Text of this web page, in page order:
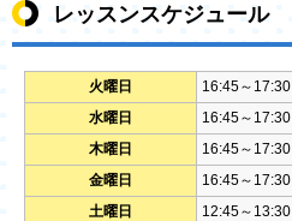
レッスンスケジュール
火曜日
16:45～17:30
水曜日
16:45～17:30
木曜日
16:45～17:30
金曜日
16:45～17:30
土曜日
12:45～13:30